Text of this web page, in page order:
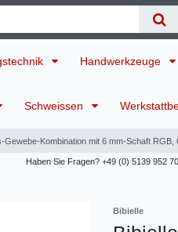
Handwerkzeuge
Schweissen
Gewebe-Kombination mit 6 mm-Schaft RGB,
Haben Sie Fragen? +49 (0) 5139 952
Bibielle